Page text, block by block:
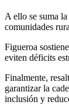
A ello se suma
comunidades
Figueroa
eviten déficits
Finalmente,
garantizar la
inclusión y